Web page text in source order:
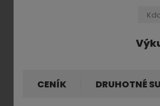
CENÍK DRUHOTNÉ